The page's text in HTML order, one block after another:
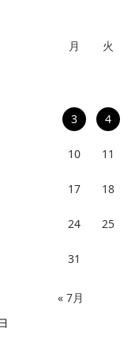
月 火
3 4
10 11
17 18
24 25
31
« 7月